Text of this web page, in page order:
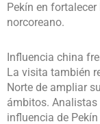
Pekín en
norcoreano.
Influencia china
La visita también
Norte de ampliar
ámbitos. Analistas
influencia de